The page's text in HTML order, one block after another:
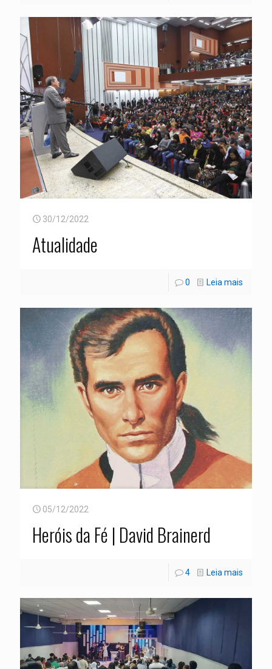
30/12/2022
Atualidade
0 Leia mais
05/12/2022
Heróis da Fé | David Brainerd
4 Leia mais